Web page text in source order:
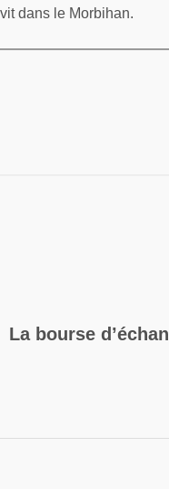
dans le Morbihan.
La bourse